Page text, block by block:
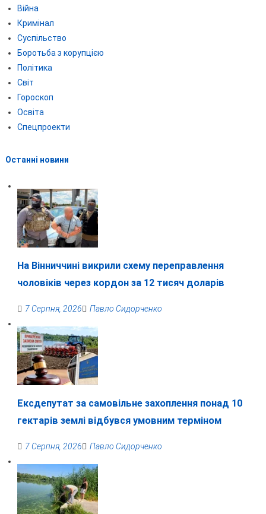
Війна
Кримінал
Суспільство
Боротьба з корупцією
Політика
Світ
Гороскоп
Освіта
Спецпроекти
Останні новини
На Вінниччині викрили схему переправлення
чоловіків через кордон за 12 тисяч доларів
7 Серпня, 2026 Павло Сидорченко
Ексдепутат за самовільне захоплення понад 10
гектарів землі відбувся умовним терміном
7 Серпня, 2026 Павло Сидорченко